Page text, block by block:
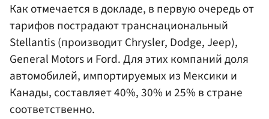
Как отмечается в докладе, в первую очередь от
тарифов пострадают транснациональный
Stellantis (производит Chrysler, Dodge, Jeep),
General Motors и Ford. Для этих компаний доля
автомобилей, импортируемых из Мексики и
Канады, составляет 40%, 30% и 25% в стране
соответственно.